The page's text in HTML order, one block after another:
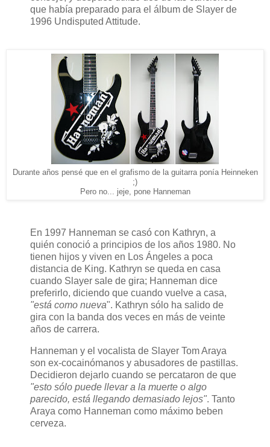
que había preparado para el álbum de Slayer de
1996 Undisputed Attitude.
Durante años pensé que en el grafismo de la guitarra ponía Heinneken
;)
Pero no... jeje, pone Hanneman
En 1997 Hanneman se casó con Kathryn, a
quién conoció a principios de los años 1980. No
tienen hijos y viven en Los Ángeles a poca
distancia de King. Kathryn se queda en casa
cuando Slayer sale de gira; Hanneman dice
preferirlo, diciendo que cuando vuelve a casa,
"está como nueva". Kathryn sólo ha salido de
gira con la banda dos veces en más de veinte
años de carrera.
Hanneman y el vocalista de Slayer Tom Araya
son ex-cocainómanos y abusadores de pastillas.
Decidieron dejarlo cuando se percataron de que
"esto sólo puede llevar a la muerte o algo
parecido, está llegando demasiado lejos". Tanto
Araya como Hanneman como máximo beben
cerveza.